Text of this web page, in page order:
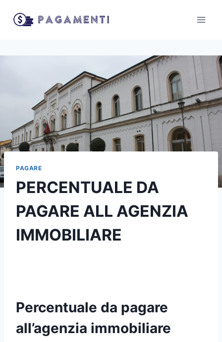
PAGARE
PERCENTUALE DA
PAGARE ALL AGENZIA
IMMOBILIARE
Percentuale da pagare
all’agenzia immobiliare